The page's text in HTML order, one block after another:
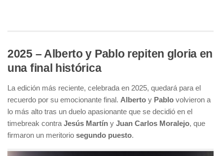
2025 – Alberto y Pablo repiten gloria en
una final histórica
La edición más reciente, celebrada en 2025, quedará para el
recuerdo por su emocionante final. Alberto y Pablo volvieron a
lo más alto tras un duelo apasionante que se decidió en el
timebreak contra Jesús Martín y Juan Carlos Moralejo, que
firmaron un meritorio segundo puesto.